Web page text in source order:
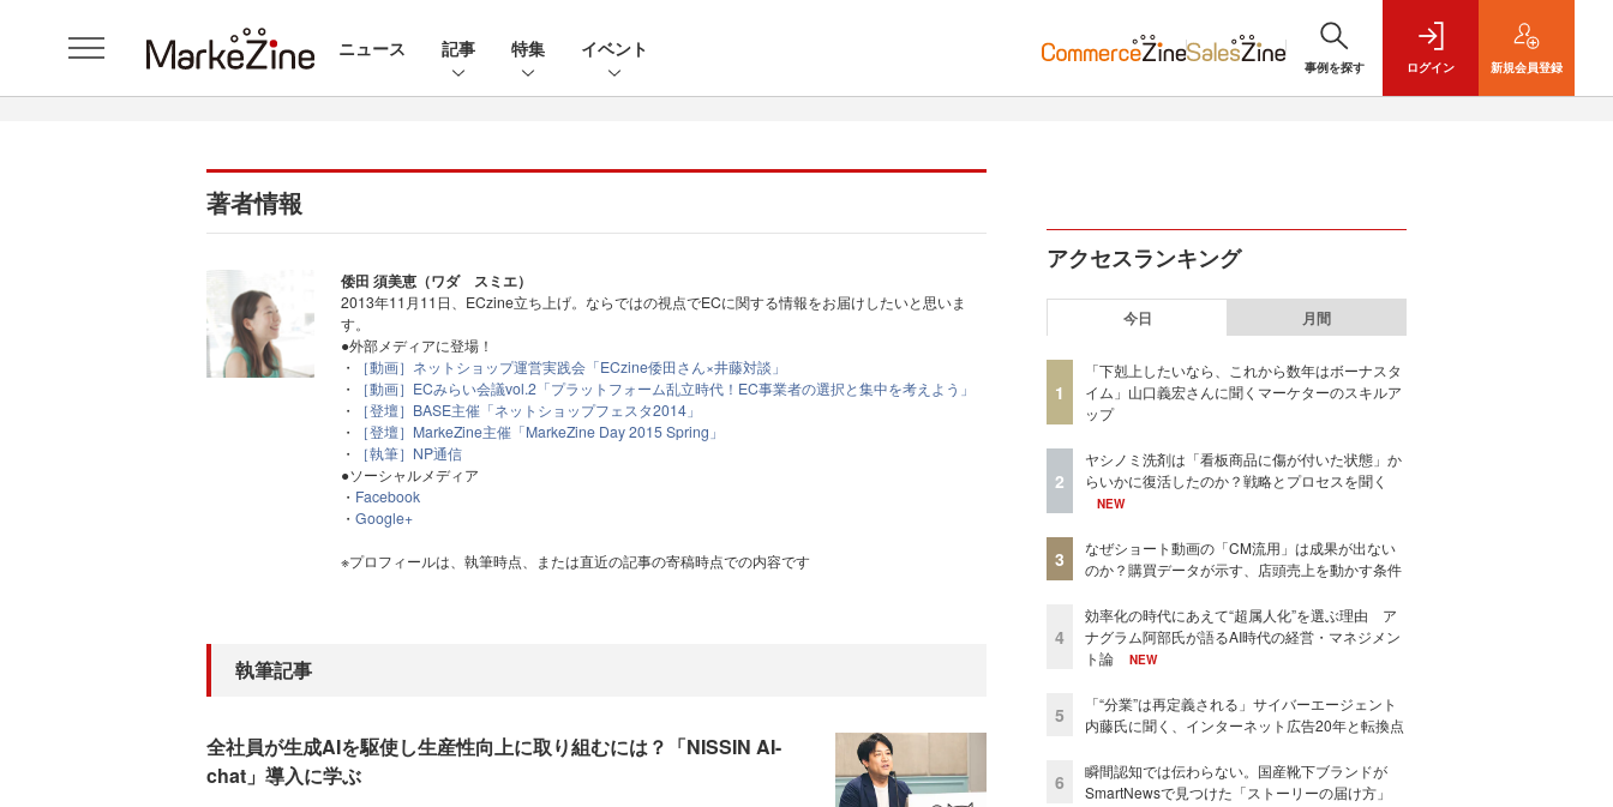
ニュース 記事 特集 イベント
事例を探す ログイン 新規会員登録
著者情報
倭田 須美恵（ワダ スミエ）
2013年11月11日、ECzine立ち上げ。ならではの視点でECに関する情報をお届けしたいと思いま
す。
●外部メディアに登場！
・
［動画］ネットショップ運営実践会「ECzine倭田さん×井藤対談」
・
［動画］ECみらい会議vol.2「プラットフォーム乱立時代！EC事業者の選択と集中を考えよう」
・
［登壇］BASE主催「ネットショップフェスタ2014」
・
［登壇］MarkeZine主催「MarkeZine Day 2015 Spring」
・
［執筆］NP通信
●ソーシャルメディア
・ Facebook
・ Google+
※プロフィールは、執筆時点、または直近の記事の寄稿時点での内容です
執筆記事
全社員が生成AIを駆使し生産性向上に取り組むには？「NISSIN AI-
chat」導入に学ぶ
アクセスランキング
今日 月間
1
「下剋上したいなら、これから数年はボーナスタ
イム」山口義宏さんに聞くマーケターのスキルア
ップ
2
ヤシノミ洗剤は「看板商品に傷が付いた状態」か
らいかに復活したのか？戦略とプロセスを聞く
NEW
3
なぜショート動画の「CM流用」は成果が出ない
のか？購買データが示す、店頭売上を動かす条件
4
効率化の時代にあえて“超属人化”を選ぶ理由 ア
ナグラム阿部氏が語るAI時代の経営・マネジメン
ト論
NEW
5
「“分業”は再定義される」サイバーエージェント
内藤氏に聞く、インターネット広告20年と転換点
6
瞬間認知では伝わらない。国産靴下ブランドが
SmartNewsで見つけた「ストーリーの届け方」